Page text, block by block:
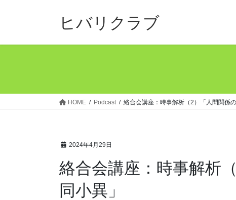
ヒバリクラブ
HOME Podcast 絡合会講座：時事解析（2）「人間関係
2024年4月29日
絡合会講座：時事解析
同小異」